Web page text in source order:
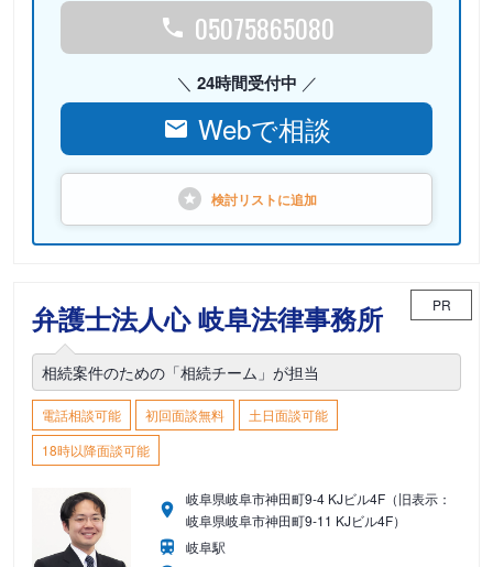
05075865080
24時間受付中
Webで相談
検討リストに追加
弁護士法人心 岐阜法律事務所 PR
相続案件のための「相続チーム」が担当
電話相談可能 初回面談無料
土日面談可能
18時以降面談可能
岐阜県岐阜市神田町9-4 KJビル4F（旧表示：
岐阜県岐阜市神田町9-11 KJビル4F）
岐阜駅